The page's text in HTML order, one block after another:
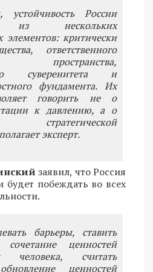
устойчивость России
из нескольких
элементов: критически
ответственного
пространства,
суверенитета и
фундамента. Их
говорить не о
к давлению, а о
стратегической
эксперт.
заявил, что Россия
будет побеждать во всех
барьеры, ставить
ценностей
человека, считать
ценностей